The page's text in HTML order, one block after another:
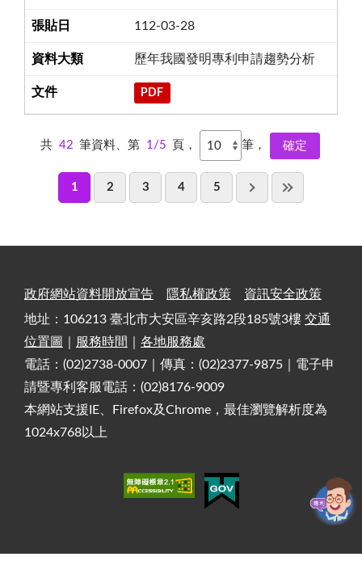
112-03-28
歷年我國發明專利申請趨勢分析
PDF
共 42 筆資料、第 1/5 頁， 筆，
1 2 3 4 5
政府網站資料開放宣告 隱私權政策
資訊安全政策
地址：106213 臺北市大安區辛亥路2段185號3樓 交通
位置圖
服務時間
各地服務處
電話：(02)2738-0007｜傳真：(02)2377-9875｜電子申
請暨專利客服電話：(02)8176-9009
本網站支援IE、Firefox及Chrome，最佳瀏覽解析度為
1024x768以上